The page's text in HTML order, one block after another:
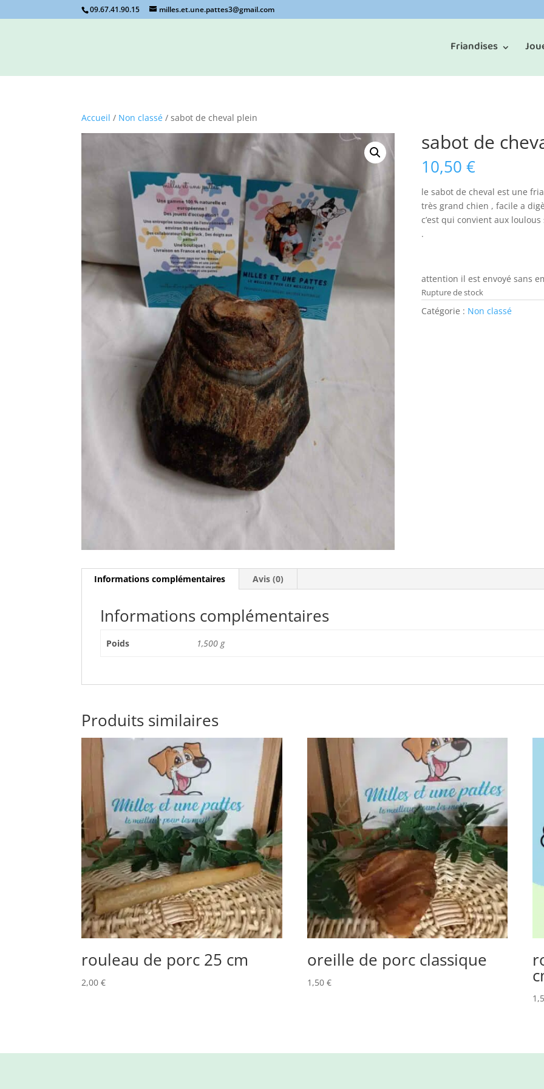
09.67.41.90.15 milles.et.une.pattes3@gmail.com
Friandises
Accueil / Non classé / sabot de cheval plein
sabot de
10,50 €
le sabot de cheval est une
très grand chien , facile a
c’est qui convient aux
.
attention il est envoyé sans
Rupture de stock
Catégorie : Non classé
Informations complémentaires Avis (0)
Informations complémentaires
Poids 1,500 g
Produits similaires
rouleau de porc 25 cm
2,00€
oreille de porc classique
1,50 €